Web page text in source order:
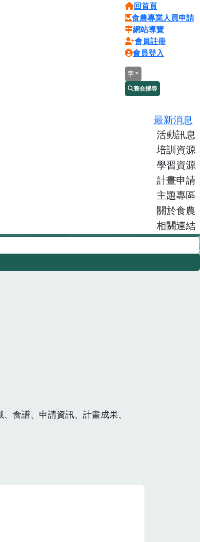
回首頁
食農專業人員申請
網站導覽
會員註冊
會員登入
字
整合搜尋
最新消息
活動訊息
培訓資源
學習資源
計畫申請
主題專區
關於食農
相關連結
食譜、申請資訊、計畫成果、